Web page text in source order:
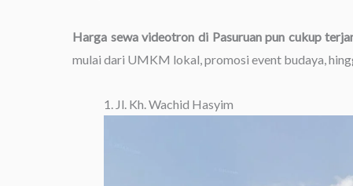
Harga sewa videotron di Pasuruan pun cukup
mulai dari UMKM lokal, promosi event budaya,
1. Jl. Kh. Wachid Hasyim